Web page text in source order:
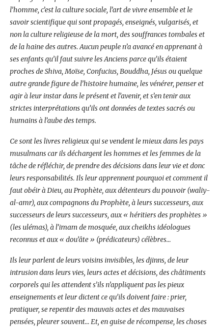
l’homme, c’est la culture sociale, l’art de vivre ensemble et le
savoir scientifique qui sont propagés, enseignés, vulgarisés, et
non la culture religieuse de la mort, des souffrances tombales et
de la haine des autres. Aucun peuple n’a avancé en apprenant à
ses enfants qu’il faut suivre les Anciens parce qu’ils étaient
proches de Shiva, Moïse, Confucius, Bouddha, Jésus ou quelque
autre grande figure de l’histoire humaine, les vénérer, penser et
agir à leur instar dans le présent et l’avenir, et s’en tenir aux
strictes interprétations qu’ils ont données de textes sacrés ou
humains à l’aube des temps.
Ce sont les livres religieux qui se vendent le mieux dans les pays
musulmans car ils déchargent les hommes et les femmes de la
tâche de réfléchir, de prendre des décisions dans leur vie et donc
leurs responsabilités. Ils leur apprennent pourquoi et comment il
faut obéir à Dieu, au Prophète, aux détenteurs du pouvoir (waliy-
al-amr), aux compagnons du Prophète, à leurs successeurs, aux
successeurs de leurs successeurs, aux « héritiers des prophètes »
(les ulémas), à l’imam de mosquée, aux cheikhs idéologues
reconnus et aux « dou’âte » (prédicateurs) célèbres…
Ils leur parlent de leurs voisins invisibles, les djinns, de leur
intrusion dans leurs vies, leurs actes et décisions, des châtiments
corporels qui les attendent s’ils n’appliquent pas les pieux
enseignements et leur dictent ce qu’ils doivent faire : prier,
pratiquer, se repentir des mauvais actes et des mauvaises
pensées, pleurer souvent… Et, en guise de récompense, les choses